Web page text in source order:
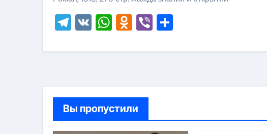
Telegram
VKWhatsApp
Odnoklassniki
Viber
Вы пропустили